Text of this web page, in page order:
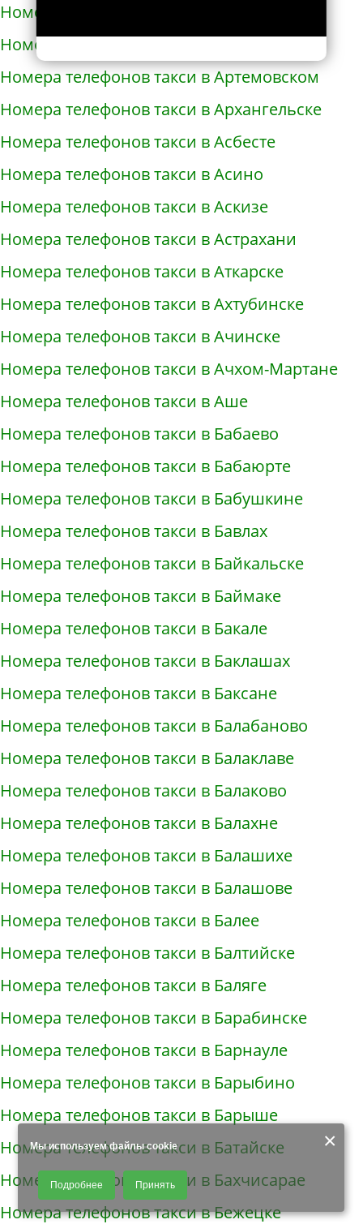
×
Мы используем файлы cookie
Продолжая использовать наш сайт, Вы даете согласие на обработку
файлов - COOKIES, пользовательских данных (файлы-cookies, IP-адрес,
данные об идентификаторе браузера, дата и время осуществления
доступа к сайту, история поисковых запросов) для сбора аналитической и
Подробнее Принять
Номера телефонов такси в Артеме
Номера телефонов такси в Артёмовске
Номера телефонов такси в Артемовском
Номера телефонов такси в Архангельске
Номера телефонов такси в Асбесте
Номера телефонов такси в Асино
Номера телефонов такси в Аскизе
Номера телефонов такси в Астрахани
Номера телефонов такси в Аткарске
Номера телефонов такси в Ахтубинске
Номера телефонов такси в Ачинске
Номера телефонов такси в Ачхом-Мартане
Номера телефонов такси в Аше
Номера телефонов такси в Бабаево
Номера телефонов такси в Бабаюрте
Номера телефонов такси в Бабушкине
Номера телефонов такси в Бавлах
Номера телефонов такси в Байкальске
Номера телефонов такси в Баймаке
Номера телефонов такси в Бакале
Номера телефонов такси в Баклашах
Номера телефонов такси в Баксане
Номера телефонов такси в Балабаново
Номера телефонов такси в Балаклаве
Номера телефонов такси в Балаково
Номера телефонов такси в Балахне
Номера телефонов такси в Балашихе
Номера телефонов такси в Балашове
Номера телефонов такси в Балее
Номера телефонов такси в Балтийске
Номера телефонов такси в Баляге
Номера телефонов такси в Барабинске
Номера телефонов такси в Барнауле
Номера телефонов такси в Барыбино
Номера телефонов такси в Барыше
Номера телефонов такси в Батайске
Номера телефонов такси в Бахчисарае
Номера телефонов такси в Бежецке